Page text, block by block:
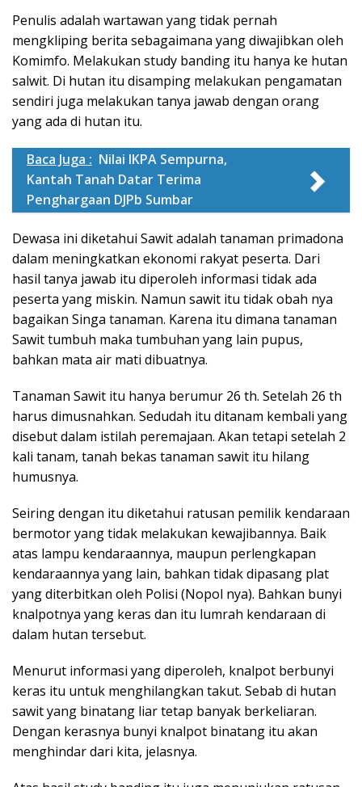
Penulis adalah wartawan yang tidak pernah
mengkliping berita sebagaimana yang diwajibkan oleh
Komimfo. Melakukan study banding itu hanya ke hutan
salwit. Di hutan itu disamping melakukan pengamatan
sendiri juga melakukan tanya jawab dengan orang
yang ada di hutan itu.
Baca Juga : Nilai IKPA Sempurna,
Kantah Tanah Datar Terima
Penghargaan DJPb Sumbar
Dewasa ini diketahui Sawit adalah tanaman primadona
dalam meningkatkan ekonomi rakyat peserta. Dari
hasil tanya jawab itu diperoleh informasi tidak ada
peserta yang miskin. Namun sawit itu tidak obah nya
bagaikan Singa tanaman. Karena itu dimana tanaman
Sawit tumbuh maka tumbuhan yang lain pupus,
bahkan mata air mati dibuatnya.
Tanaman Sawit itu hanya berumur 26 th. Setelah 26 th
harus dimusnahkan. Sedudah itu ditanam kembali yang
disebut dalam istilah peremajaan. Akan tetapi setelah 2
kali tanam, tanah bekas tanaman sawit itu hilang
humusnya.
Seiring dengan itu diketahui ratusan pemilik kendaraan
bermotor yang tidak melakukan kewajibannya. Baik
atas lampu kendaraannya, maupun perlengkapan
kendaraannya yang lain, bahkan tidak dipasang plat
yang diterbitkan oleh Polisi (Nopol nya). Bahkan bunyi
knalpotnya yang keras dan itu lumrah kendaraan di
dalam hutan tersebut.
Menurut informasi yang diperoleh, knalpot berbunyi
keras itu untuk menghilangkan takut. Sebab di hutan
sawit yang binatang liar tetap banyak berkeliaran.
Dengan kerasnya bunyi knalpot binatang itu akan
menghindar dari kita, jelasnya.